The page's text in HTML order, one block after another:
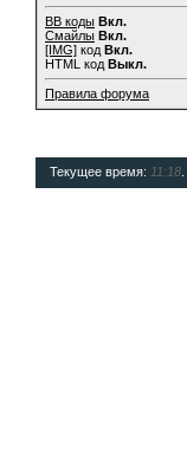
BB коды Вкл.
Смайлы Вкл.
[IMG] код Вкл.
HTML код Выкл.
Правила форума
Текущее время: 11:18